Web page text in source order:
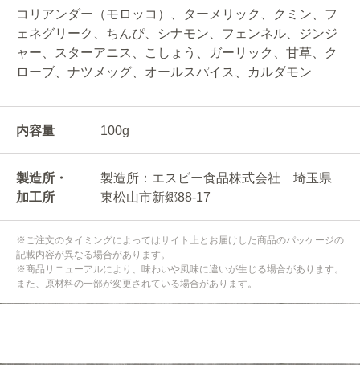
コリアンダー（モロッコ）、ターメリック、クミン、フ
ェネグリーク、ちんぴ、シナモン、フェンネル、ジンジ
ャー、スターアニス、こしょう、ガーリック、甘草、ク
ローブ、ナツメッグ、オールスパイス、カルダモン
内容量 100g
製造所・
加工所
製造所：エスビー食品株式会社 埼玉県
東松山市新郷88-17
※ご注文のタイミングによってはサイト上とお届けした商品のパッケージの
記載内容が異なる場合があります。
※商品リニューアルにより、味わいや風味に違いが生じる場合があります。
また、原材料の一部が変更されている場合があります。